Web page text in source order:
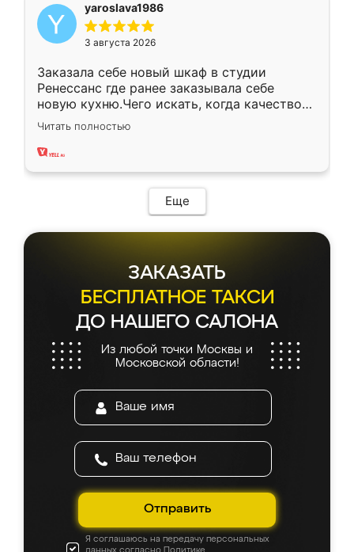
yaroslava1986
3 августа 2026
Заказала себе новый шкаф в студии
Ренессанс где ранее заказывала себе
новую кухню.Чего искать, когда качеством
вполне довольна. Служит кухня уже почти
два года, нареканий нет.
Читать полностью
Еще
ЗАКАЗАТЬ
БЕСПЛАТНОЕ ТАКСИ
ДО НАШЕГО САЛОНА
Из любой точки Москвы и
Московской области!
Отправить
Я соглашаюсь на передачу персональных
данных согласно Политике